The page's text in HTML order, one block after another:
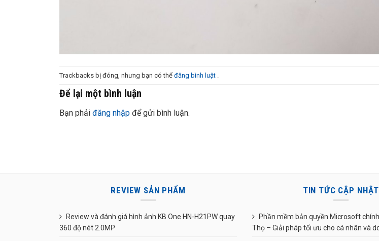
Trackbacks bị đóng, nhưng bạn có thể đăng bình luật
Để lại một bình luận
Bạn phải đăng nhập để gửi bình luận.
REVIEW SẢN PHẨM
Review và đánh giá hình ảnh KB One HN-H21PW quay
360 độ nét 2.0MP
TIN TỨC CẬP NHẬT
Phần mềm bản quyền Microsoft
Thọ – Giải pháp tối ưu cho cá nhân và